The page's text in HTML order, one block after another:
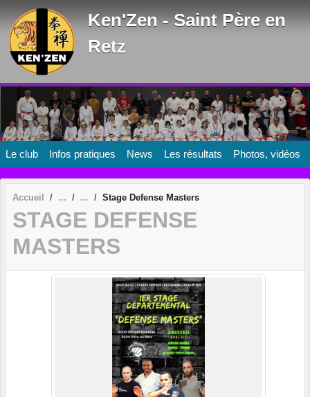
Ken'Zen - Saint Père en
Retz
Le club Infos pratiques News Les résultats Photos, vidéos
Accueil Stage Defense Masters
STAGE DEFENSE
MASTERS
Panneau de gestion des cookies